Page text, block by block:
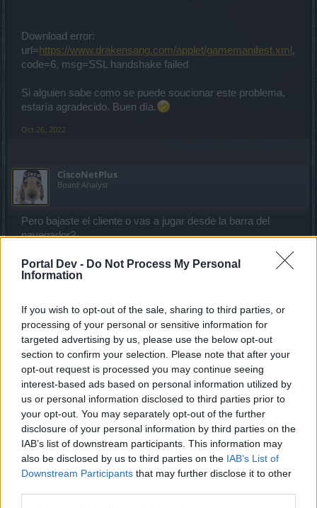
Portal Dev - Do Not Process My Personal
Information
If you wish to opt-out of the sale, sharing to third parties, or
processing of your personal or sensitive information for
targeted advertising by us, please use the below opt-out
section to confirm your selection. Please note that after your
opt-out request is processed you may continue seeing
interest-based ads based on personal information utilized by
us or personal information disclosed to third parties prior to
your opt-out. You may separately opt-out of the further
disclosure of your personal information by third parties on the
IAB’s list of downstream participants. This information may
also be disclosed by us to third parties on the IAB’s List of
Downstream Participants that may further disclose it to other
Download error:
url=https://www.drakensang.com/applet/gamemanifest.xml ,
code=6, msg=SSL handshake failed
Si alguien sabe como se puede soucionar este problema,
estaría agradecido. Buen día.
Oct 26, 2022
CiscoNetPlus
Board Analyst
Pero bajaste el cliente o vas a jugar desde la barra del
navegador?
Es raro, no es el típico error que se reporta.
Answer:
This occurs when the workstation or browser
does not have a default RSS feed reader installed or
enabled
. You may notice in Chrome because Chrome
does not have a default RSS reader, like Firefox or Internet
Explorer. This is not an error with the RSS feed from
NetCommunity, this is a browser behavior.
Respuesta: Esto ocurre cuando la estación de trabajo o el
navegador no tienen instalado o habilitado un lector de
fuentes RSS predeterminado. Puede notar en Chrome
porque Chrome no tiene un lector de RSS predeterminado,
como Firefox o Internet Explorer. Esto no es un error con la